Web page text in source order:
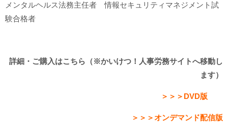
メンタルヘルス法務主任者 情報セキュリティマネジメント試
験合格者
詳細・ご購入はこちら（※かいけつ！人事労務サイトへ移動し
ます）
＞＞＞DVD版
＞＞＞オンデマンド配信版